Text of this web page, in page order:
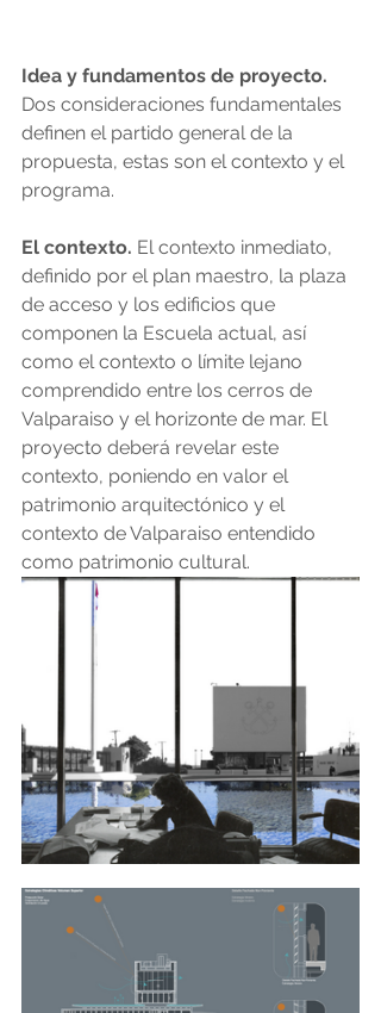
Idea y fundamentos de proyecto.
Dos consideraciones fundamentales
definen el partido general de la
propuesta, estas son el contexto y el
programa.
El contexto. El contexto inmediato,
definido por el plan maestro, la plaza
de acceso y los edificios que
componen la Escuela actual, así
como el contexto o límite lejano
comprendido entre los cerros de
Valparaiso y el horizonte de mar. El
proyecto deberá revelar este
contexto, poniendo en valor el
patrimonio arquitectónico y el
contexto de Valparaiso entendido
como patrimonio cultural.